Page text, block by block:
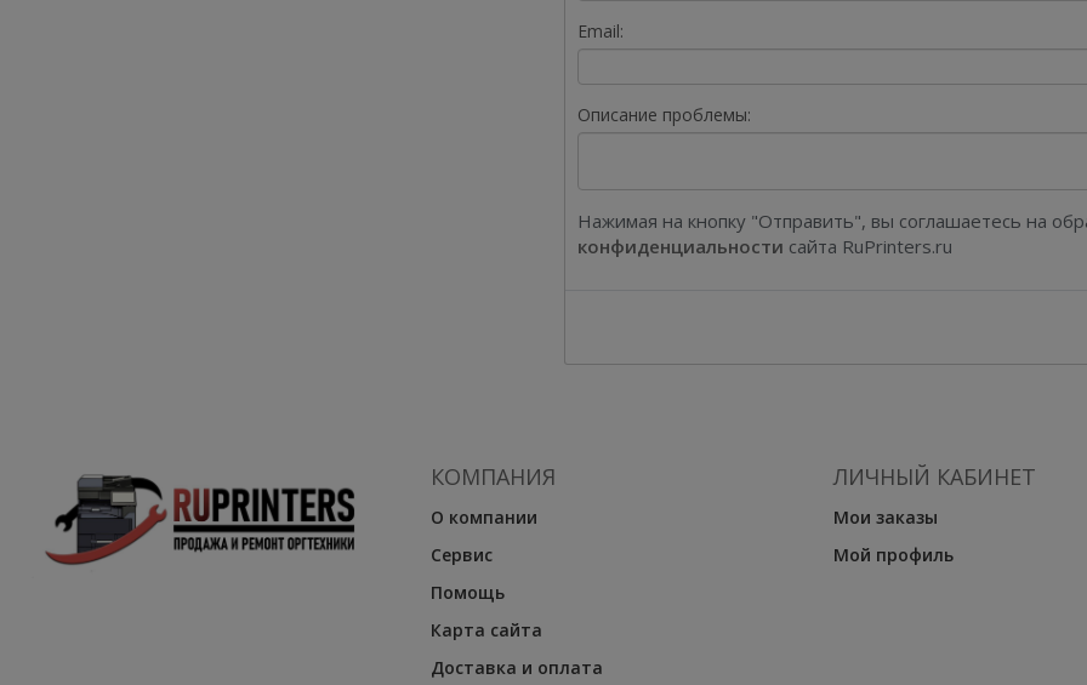
Email:
Описание проблемы:
Нажимая на кнопку "Отправить", вы соглашаетесь на
конфиденциальности сайта RuPrinters.ru
КОМПАНИЯ
О компании
Сервис
Помощь
Карта сайта
Доставка и оплата
ЛИЧНЫЙ КАБИНЕТ
Мои заказы
Мой профиль